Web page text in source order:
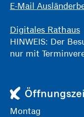
E-Mail
Digitales Rathaus
HINWEIS: Der
nur mit
Montag